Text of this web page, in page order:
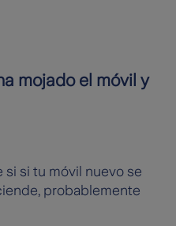
mojado el móvil y
si tu móvil nuevo se
probablemente